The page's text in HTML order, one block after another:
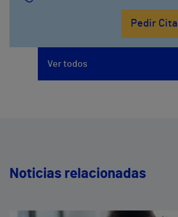
Pedir Cita
Ver todos
Noticias relacionadas